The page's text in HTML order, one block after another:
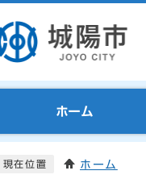
ホーム
現在位置 ホーム